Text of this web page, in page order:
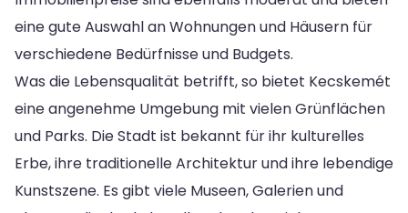
eine gute Auswahl an Wohnungen und Häusern für
verschiedene Bedürfnisse und Budgets.
Was die Lebensqualität betrifft, so bietet Kecskemét
eine angenehme Umgebung mit vielen Grünflächen
und Parks. Die Stadt ist bekannt für ihr kulturelles
Erbe, ihre traditionelle Architektur und ihre lebendige
Kunstszene. Es gibt viele Museen, Galerien und